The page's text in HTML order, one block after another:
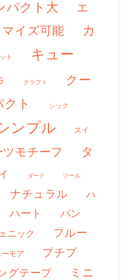
パクト大
エ
イズ可能
カ
ト
キュー
クラフト
クー
クト シック
ンプル スイ
ツモチーフ
タ
ダーク ツール
ナチュラル
ハ
ハート
パン
ニック
フルー
モア
プチプ
グテープ
ミニ